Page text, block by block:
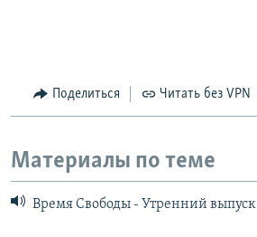
Поделиться Читать без VPN
Материалы по теме
Время Свободы - Утренний выпуск